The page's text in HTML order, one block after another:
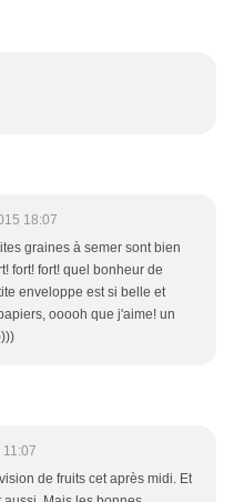
18:07
graines à semer sont bien
fort! fort! quel bonheur de
enveloppe est si belle et
ooooh que j'aime! un
de fruits cet après midi. Et